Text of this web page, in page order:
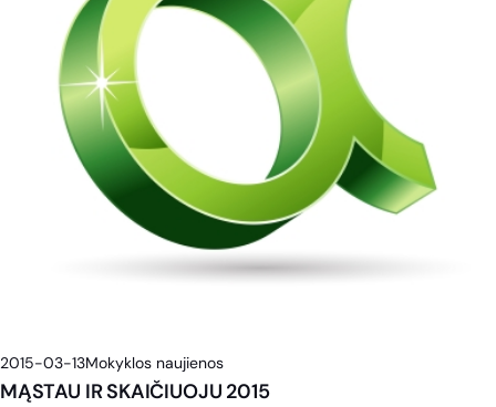
2015-03-13Mokyklos naujienos
MĄSTAU IR SKAIČIUOJU 2015